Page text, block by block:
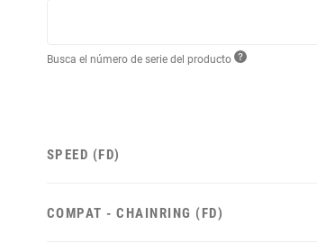
Busca el número de serie del producto
SPEED (FD)
COMPAT - CHAINRING (FD)